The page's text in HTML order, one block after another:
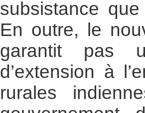
subsistance
En outre, le
garantit pas
d’extension à
rurales